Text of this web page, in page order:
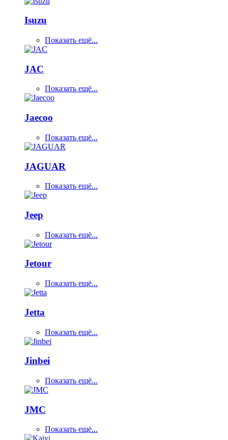
Isuzu
Показать ещё...
JAC
Показать ещё...
Jaecoo
Показать ещё...
JAGUAR
Показать ещё...
Jeep
Показать ещё...
Jetour
Показать ещё...
Jetta
Показать ещё...
Jinbei
Показать ещё...
JMC
Показать ещё...